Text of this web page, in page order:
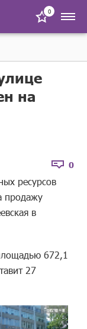
0
на
0
ресурсов
продажу
в
672,1
27